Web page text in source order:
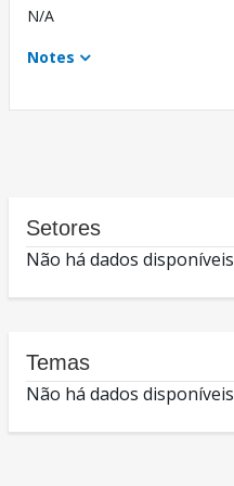
N/A
Notes
Setores
Não há dados disponíveis
Temas
Não há dados disponíveis